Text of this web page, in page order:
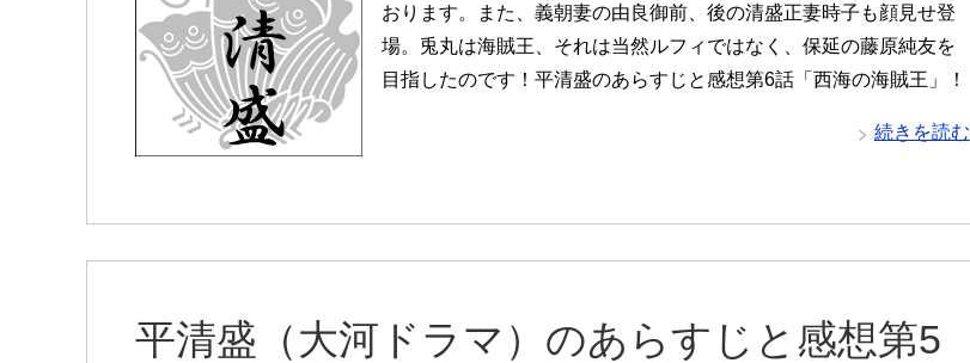
おります。また、義朝妻の由良御前、後の清盛正妻時子も顔見せ登
場。兎丸は海賊王、それは当然ルフィではなく、保延の藤原純友を
目指したのです！平清盛のあらすじと感想第6話「西海の海賊王」！
続きを読む
平清盛（大河ドラマ）のあらすじと感想第5